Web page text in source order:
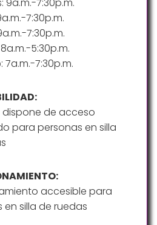
7:30p.m.
7:30p.m.
5:30p.m.
7a.m.-7:30p.m.
dispone de acceso
para personas en silla
accesible para
en silla de ruedas